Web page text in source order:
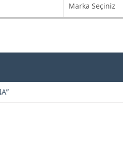
Marka Seçiniz